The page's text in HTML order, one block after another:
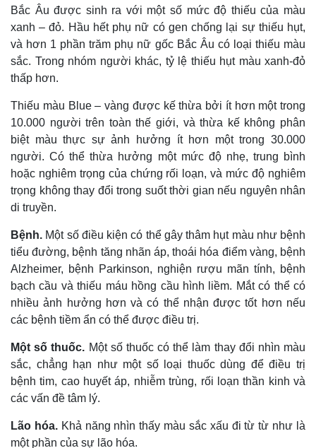
Bắc Âu được sinh ra với một số mức độ thiếu của màu
xanh – đỏ. Hầu hết phụ nữ có gen chống lại sự thiếu hụt,
và hơn 1 phần trăm phụ nữ gốc Bắc Âu có loại thiếu màu
sắc. Trong nhóm người khác, tỷ lệ thiếu hụt màu xanh-đỏ
thấp hơn.
Thiếu màu Blue – vàng được kế thừa bởi ít hơn một trong
10.000 người trên toàn thế giới, và thừa kế không phân
biệt màu thực sự ảnh hưởng ít hơn một trong 30.000
người. Có thể thừa hưởng một mức độ nhẹ, trung bình
hoặc nghiêm trọng của chứng rối loạn, và mức độ nghiêm
trọng không thay đổi trong suốt thời gian nếu nguyên nhân
di truyền.
Bệnh. Một số điều kiện có thể gây thâm hụt màu như bệnh
tiểu đường, bệnh tăng nhãn áp, thoái hóa điểm vàng, bệnh
Alzheimer, bệnh Parkinson, nghiện rượu mãn tính, bệnh
bạch cầu và thiếu máu hồng cầu hình liềm. Mắt có thể có
nhiều ảnh hưởng hơn và có thể nhận được tốt hơn nếu
các bệnh tiềm ẩn có thể được điều trị.
Một số thuốc. Một số thuốc có thể làm thay đổi nhìn màu
sắc, chẳng hạn như một số loại thuốc dùng để điều trị
bệnh tim, cao huyết áp, nhiễm trùng, rối loạn thần kinh và
các vấn đề tâm lý.
Lão hóa.Khả năng nhìn thấy màu sắc xấu đi từ từ như là
một phần của sự lão hóa.